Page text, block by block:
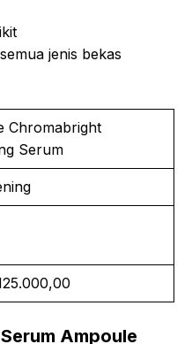
jenis bekas
Chromabright
Serum
Ampoule